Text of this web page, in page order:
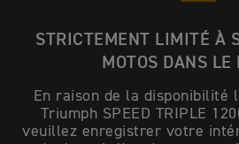
STRICTEMENT LIMITÉ À
MOTOS DANS LE
En raison de la disponibilité
Triumph SPEED TRIPLE
veuillez enregistrer votre